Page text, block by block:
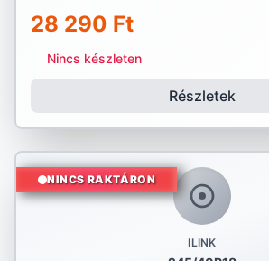
28 290 Ft
Nincs készleten
Részletek
ILINK
NINCS RAKTÁRON